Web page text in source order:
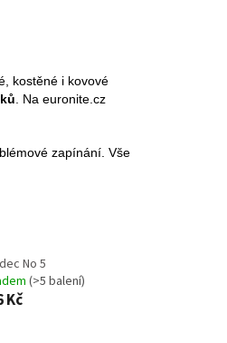
kostěné i kovové
. Na euronite.cz
zapínání. Vše
No 5
(>5 balení)
Kč